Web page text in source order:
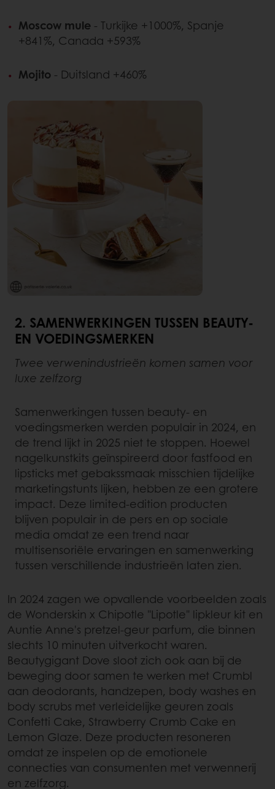
Moscow mule - Turkijke +1000%, Spanje
+841%, Canada +593%
Mojito - Duitsland +460%
2. SAMENWERKINGEN TUSSEN BEAUTY-
EN VOEDINGSMERKEN
Twee verwenindustrieën komen samen voor
luxe zelfzorg
Samenwerkingen tussen beauty- en
voedingsmerken werden populair in 2024, en
de trend lijkt in 2025 niet te stoppen. Hoewel
nagelkunstkits geïnspireerd door fastfood en
lipsticks met gebakssmaak misschien tijdelijke
marketingstunts lijken, hebben ze een grotere
impact. Deze limited-edition producten
blijven populair in de pers en op sociale
media omdat ze een trend naar
multisensoriële ervaringen en samenwerking
tussen verschillende industrieën laten zien.
In 2024 zagen we opvallende voorbeelden zoals
de Wonderskin x Chipotle "Lipotle" lipkleur kit en
Auntie Anne's pretzel-geur parfum, die binnen
slechts 10 minuten uitverkocht waren.
Beautygigant Dove sloot zich ook aan bij de
beweging door samen te werken met Crumbl
aan deodorants, handzepen, body washes en
body scrubs met verleidelijke geuren zoals
Confetti Cake, Strawberry Crumb Cake en
Lemon Glaze. Deze producten resoneren
omdat ze inspelen op de emotionele
connecties van consumenten met verwennerij
en zelfzorg.